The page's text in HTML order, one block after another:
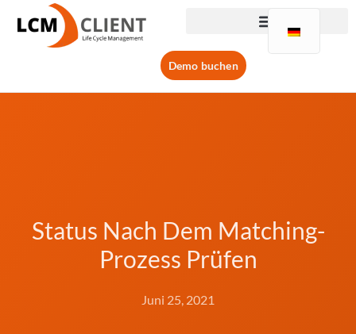
Demo buchen
Status Nach Dem Matching-
Prozess Prüfen
Juni 25, 2021